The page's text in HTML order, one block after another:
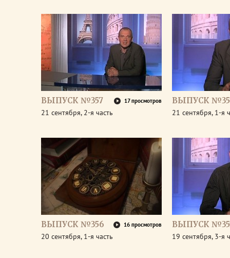
ВЫПУСК №357 17 просмотров
21 сентября, 2-я часть
ВЫПУСК
21 сентября, 1-я
ВЫПУСК №356 16 просмотров
20 сентября, 1-я часть
ВЫПУСК
19 сентября, 3-я